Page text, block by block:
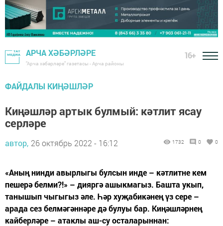
АРЧА ХӘБӘРЛӘРЕ
"Арча хәбәрләре" газетасы - Арча районы
16+
ФАЙДАЛЫ КИҢӘШЛӘР
Киңәшләр артык булмый: кәтлит ясау
серләре
автор, 26 октябрь 2022 - 16:12 1732 0 0
«Аның нинди авырлыгы булсын инде – кәтлитне кем
пешерә белми?!» – дияргә ашыкмагыз. Башта укып,
танышып чыгыгыз әле. Һәр хуҗабикәнең үз сере –
арада сез белмәгәннәре дә булуы бар. Киңәшләрнең
кайберләре – атаклы аш-су осталарыннан: